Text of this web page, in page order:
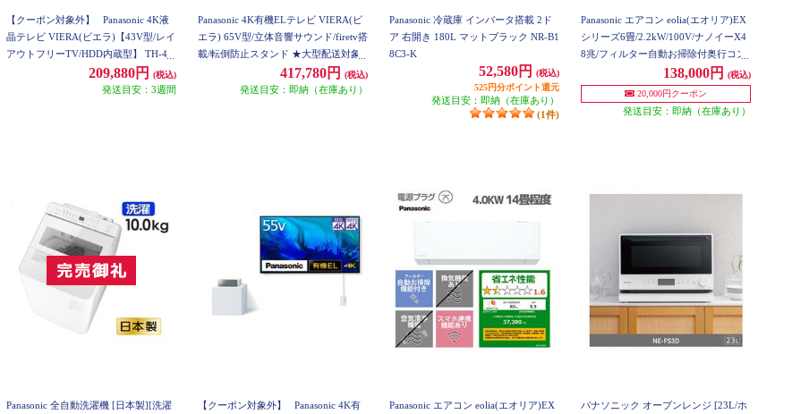
【クーポン対象外】
Panasonic 4K液
晶テレビ VIERA(ビエラ)【43V型/レイ
アウトフリーTV/HDD内蔵型】 TH-43
209,880円 (税込)
発送目安：3週間
Panasonic 4K有機ELテレビ VIERA(ビ
エラ) 65V型/立体音響サウンド/firetv搭
載/転倒防止スタンド ★大型配送対象
417,780円 (税込)
発送目安：即納（在庫あり）
Panasonic 冷蔵庫 インバータ搭載 2ド
ア 右開き 180L マットブラック NR-B1
8C3-K
52,580円
(税込)
525円分ポイント還元
発送目安：即納（在庫あり）
(1件)
Panasonic エアコン eolia(エオリア)EX
シリーズ6畳/2.2kW/100V/ナノイーX4
8兆/フィルター自動お掃除付奥行コン
パクト/W/2026年度 CS-EX226D-ESET
138,000円
(税込)
20,000円クーポン
発送目安：即納（在庫あり）
Panasonic 全自動洗濯機 [日本製][洗濯
【クーポン対象外】
Panasonic 4K有
Panasonic エアコン eolia(エオリア)EX
パナソニック オーブンレンジ [23L/ホ